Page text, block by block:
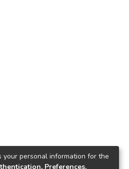
your personal information for the
Preferences,